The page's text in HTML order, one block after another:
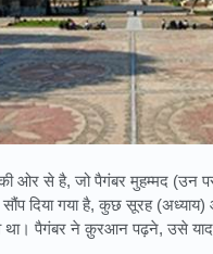
की ओर से है, जो पैगंबर मुहम्मद (उन
सौंप दिया गया है, कुछ सूरह
था। पैगंबर ने क़ुरआन पढ़ने, उसे